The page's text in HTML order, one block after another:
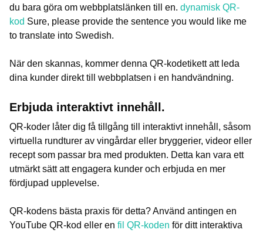
du bara göra om webbplatslänken till en. dynamisk QR-
kod Sure, please provide the sentence you would like me
to translate into Swedish.
När den skannas, kommer denna QR-kodetikett att leda
dina kunder direkt till webbplatsen i en handvändning.
Erbjuda interaktivt innehåll.
QR-koder låter dig få tillgång till interaktivt innehåll, såsom
virtuella rundturer av vingårdar eller bryggerier, videor eller
recept som passar bra med produkten. Detta kan vara ett
utmärkt sätt att engagera kunder och erbjuda en mer
fördjupad upplevelse.
QR-kodens bästa praxis för detta? Använd antingen en
YouTube QR-kod eller en fil QR-koden för ditt interaktiva